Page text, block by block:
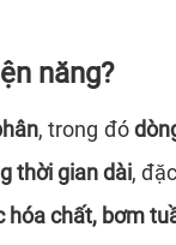
năng?
, trong đó
thời gian dài,
hóa chất, bơm